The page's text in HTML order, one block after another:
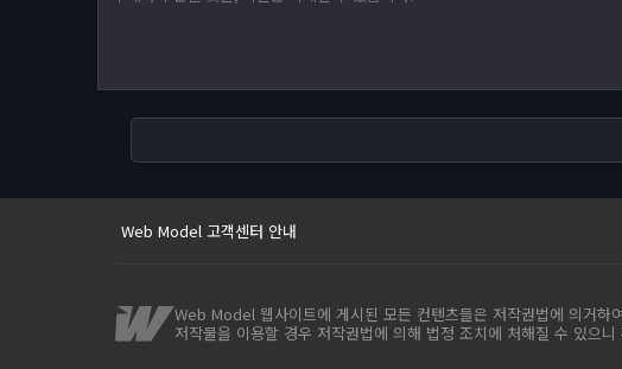
사이트 이전안내
웹모델 오픈인사드립니다.
Web Model 고객센터 안내
Web Model 웹사이트에 게시된 모든 컨텐츠들은 저작권법에 의거하
저작물을 이용할 경우 저작권법에 의해 법정 조치에 처해질 수 있으